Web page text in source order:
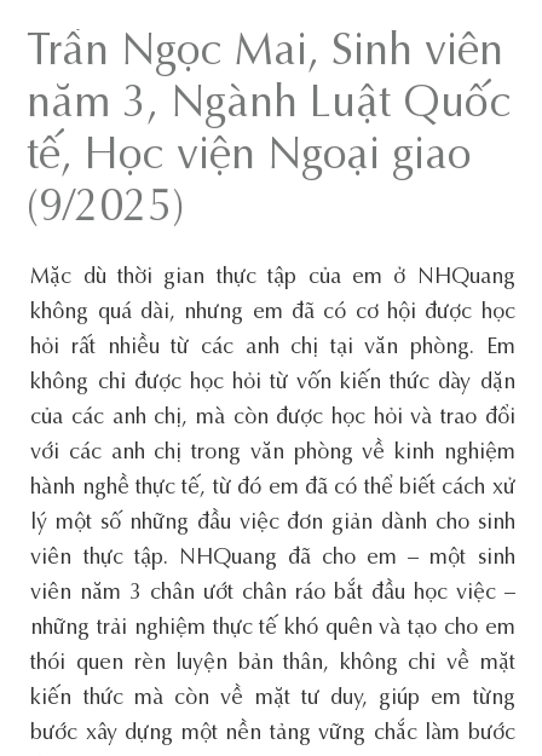
.
Trần Ngọc Mai, Sinh viên
năm 3, Ngành Luật Quốc
tế, Học viện Ngoại giao
(9/2025)
Mặc dù thời gian thực tập của em ở NHQuang
không quá dài, nhưng em đã có cơ hội được học
hỏi rất nhiều từ các anh chị tại văn phòng. Em
không chỉ được học hỏi từ vốn kiến thức dày dặn
của các anh chị, mà còn được học hỏi và trao đổi
với các anh chị trong văn phòng về kinh nghiệm
hành nghề thực tế, từ đó em đã có thể biết cách xử
lý một số những đầu việc đơn giản dành cho sinh
viên thực tập. NHQuang đã cho em – một sinh
viên năm 3 chân ướt chân ráo bắt đầu học việc –
những trải nghiệm thực tế khó quên và tạo cho em
thói quen rèn luyện bản thân, không chỉ về mặt
kiến thức mà còn về mặt tư duy, giúp em từng
bước xây dựng một nền tảng vững chắc làm bước